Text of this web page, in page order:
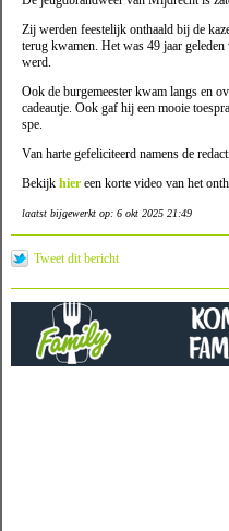
Zij werden feestelijk onthaald bij de
terug kwamen. Het was 49 jaar
werd.
Ook de burgemeester kwam langs en
cadeautje. Ook gaf hij een mooie
spe.
Van harte gefeliciteerd namens de
Bekijk hier een korte video van het
laatst bijgewerkt op: 6 okt 2025 21:49
Tweet dit bericht